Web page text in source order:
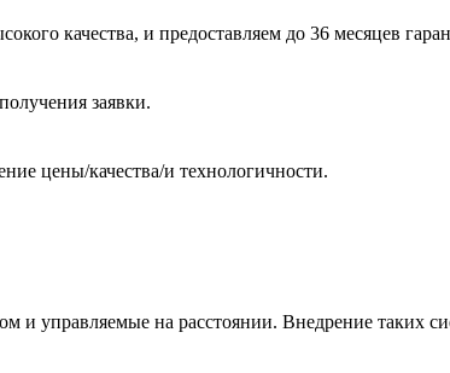
качества, и предоставляем до 36 месяцев
заявки.
цены/качества/и технологичности.
и управляемые на расстоянии. Внедрение таких